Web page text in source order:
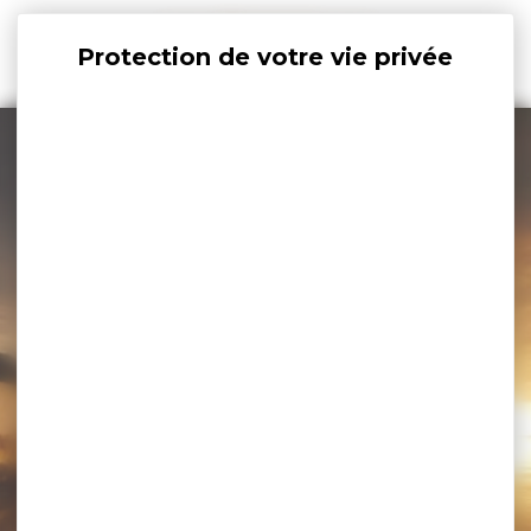
Panneau de gestion des cookies